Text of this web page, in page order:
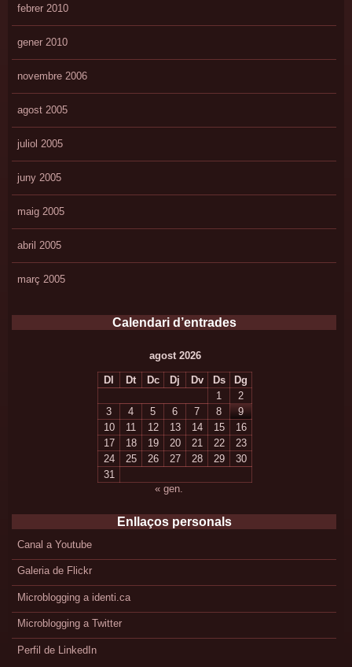
febrer 2010
gener 2010
novembre 2006
agost 2005
juliol 2005
juny 2005
maig 2005
abril 2005
març 2005
Calendari d’entrades
agost 2026
Dl Dt Dc Dj Dv Ds
Dg
1
2
3
4 5 6 7 8
9
10
11 12 13 14 15
16
17
18 19 20 21 22
23
24
25 26 27 28 29
30
31
« gen.
Enllaços personals
Canal a Youtube
Galeria de Flickr
Microblogging a identi.ca
Microblogging a Twitter
Perfil de LinkedIn